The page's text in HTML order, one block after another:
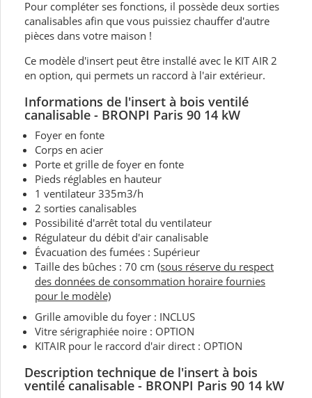
Pour compléter ses fonctions, il possède deux sorties
canalisables afin que vous puissiez chauffer d'autre
pièces dans votre maison !
Ce modèle d'insert peut être installé avec le KIT AIR 2
en option, qui permets un raccord à l'air extérieur.
Informations de l'insert à bois ventilé
canalisable - BRONPI Paris 90 14 kW
Foyer en fonte
Corps en acier
Porte et grille de foyer en fonte
Pieds réglables en hauteur
1 ventilateur 335m3/h
2 sorties canalisables
Possibilité d'arrêt total du ventilateur
Régulateur du débit d'air canalisable
Évacuation des fumées : Supérieur
Taille des bûches : 70 cm (sous réserve du respect
des données de consommation horaire fournies
pour le modèle)
Grille amovible du foyer : INCLUS
Vitre sérigraphiée noire : OPTION
KITAIR pour le raccord d'air direct : OPTION
Description technique de l'insert à bois
ventilé canalisable - BRONPI Paris 90 14 kW